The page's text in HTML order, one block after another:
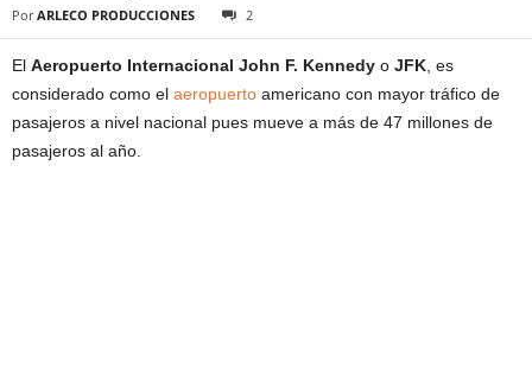
Por ARLECO PRODUCCIONES 2
El Aeropuerto Internacional John F. Kennedy o JFK , es
considerado como el aeropuerto americano con mayor tráfico de
pasajeros a nivel nacional pues mueve a más de 47 millones de
pasajeros al año.